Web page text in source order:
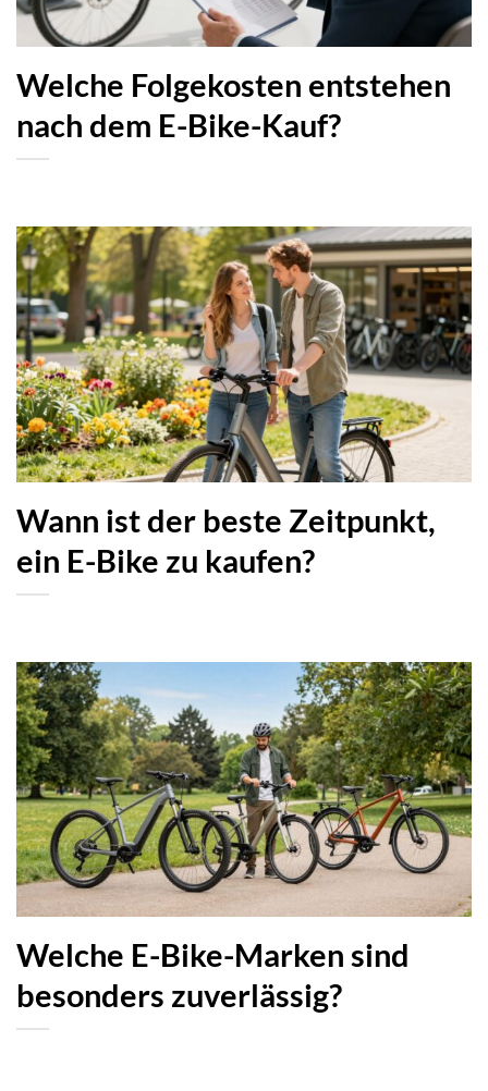
Welche Folgekosten entstehen
nach dem E-Bike-Kauf?
Wann ist der beste Zeitpunkt,
ein E-Bike zu kaufen?
Welche E-Bike-Marken sind
besonders zuverlässig?